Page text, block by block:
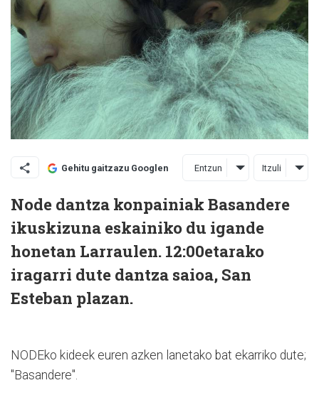
Gehitu gaitzazu Googlen Entzun Itzuli
Node dantza konpainiak Basandere
ikuskizuna eskainiko du igande
honetan Larraulen. 12:00etarako
iragarri dute dantza saioa, San
Esteban plazan.
NODEko kideek euren azken lanetako bat ekarriko dute;
"Basandere".